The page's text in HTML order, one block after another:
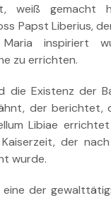
weiß gemacht
Papst Liberius,
inspiriert
zu errichten.
die Existenz der
der berichtet,
Libiae
der
wurde.
der